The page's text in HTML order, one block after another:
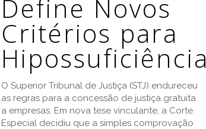
Define Novos
Critérios para
Hipossuficiência
O Superior Tribunal de Justiça (STJ) endureceu
as regras para a concessão de justiça gratuita
a empresas. Em nova tese vinculante, a Corte
Especial decidiu que a simples comprovação